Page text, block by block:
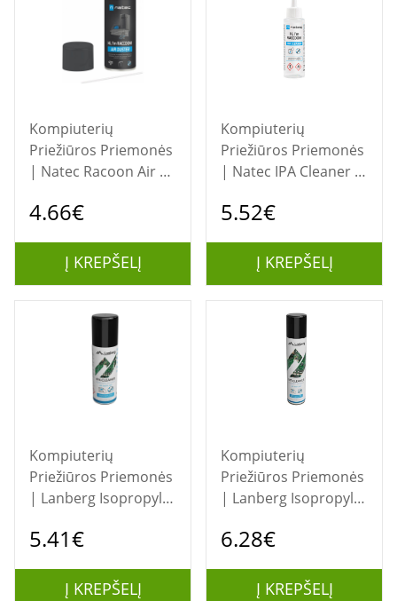
Kompiuterių
Priežiūros Priemonės
| Natec Racoon Air |
4.66€
Į KREPŠELĮ
Kompiuterių
Priežiūros Priemonės
| Natec IPA Cleaner |
100 ml
5.52€
Į KREPŠELĮ
Kompiuterių
Priežiūros Priemonės
| Lanberg Isopropyl
AG-060FL-001 | 60 ml
5.41€
Į KREPŠELĮ
Kompiuterių
Priežiūros Priemonės
| Lanberg Isopropyl
AG-300FL-001 | 300
6.28€
Į KREPŠELĮ